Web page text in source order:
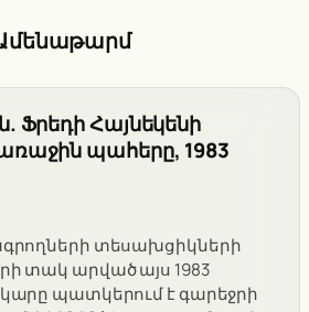
Ֆրեդի Հայնեկենի
պահերը, 1983
տեսախցիկների
տակ արված այս 1983
պատկերում է գարեջրի